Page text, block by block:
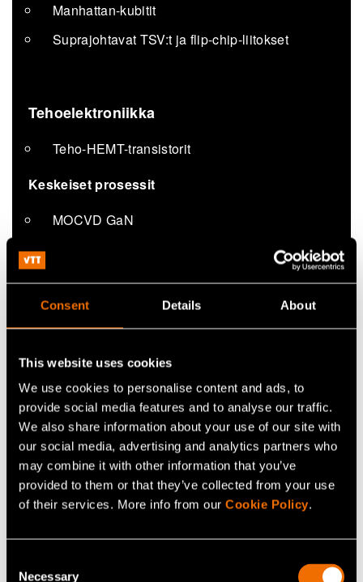
Consent Details About
This website uses cookies
We use cookies to personalise content and ads, to
provide social media features and to analyse our traffic.
We also share information about your use of our site with
our social media, advertising and analytics partners who
may combine it with other information that you’ve
provided to them or that they’ve collected from your use
of their services. More info from our Cookie Policy.
Necessary
Manhattan-kubitit
Suprajohtavat TSV:t ja flip-chip-liitokset
Tehoelektroniikka
Teho-HEMT-transistorit
Keskeiset prosessit
MOCVD GaN
Teknologiat ja infra